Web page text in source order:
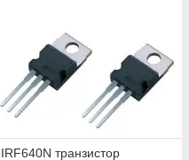
IRF640N транзистор